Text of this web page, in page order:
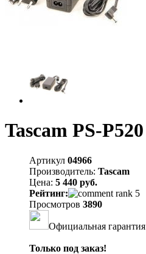
Tascam PS-P520
Артикул 04966
Производитель: Tascam
Цена: 5 440 руб.
Рейтинг:
Просмотров 3890
Официальная гарантия
Только под заказ!